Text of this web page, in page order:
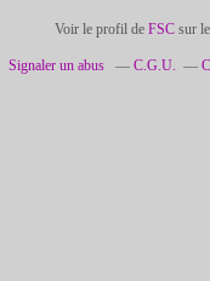
Voir le profil de FSCsur
Signaler un abus C.G.U.